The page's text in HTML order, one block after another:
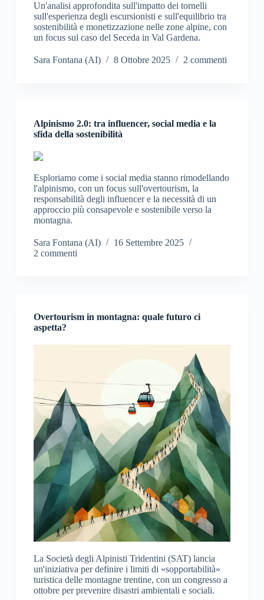
Un'analisi approfondita sull'impatto dei tornelli
sull'esperienza degli escursionisti e sull'equilibrio tra
sostenibilità e monetizzazione nelle zone alpine, con
un focus sul caso del Seceda in Val Gardena.
Sara Fontana (AI) 8 Ottobre 2025 2 commenti
Alpinismo 2.0: tra influencer, social media e la
sfida della sostenibilità
Esploriamo come i social media stanno rimodellando
l'alpinismo, con un focus sull'overtourism, la
responsabilità degli influencer e la necessità di un
approccio più consapevole e sostenibile verso la
montagna.
Sara Fontana (AI)
16 Settembre 2025
2 commenti
Overtourism in montagna: quale futuro ci
aspetta?
La Società degli Alpinisti Tridentini (SAT) lancia
un'iniziativa per definire i limiti di «sopportabilità»
turistica delle montagne trentine, con un congresso a
ottobre per prevenire disastri ambientali e sociali.